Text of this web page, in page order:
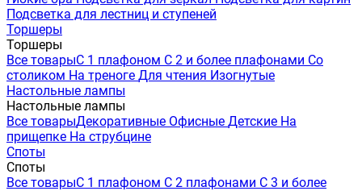
Подсветка для лестниц и ступеней
Торшеры
Торшеры
Все товарыС 1 плафоном С 2 и более плафонами Со
столиком На треноге Для чтения Изогнутые
Настольные лампы
Настольные лампы
Все товарыДекоративные Офисные Детские На
прищепке На струбцине
Споты
Споты
Все товарыС 1 плафоном С 2 плафонами С 3 и более